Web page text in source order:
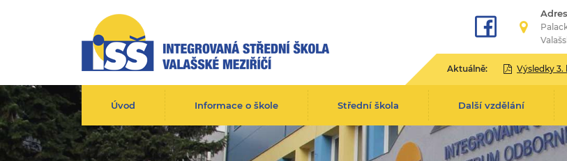
Aktuálně: Výsledky 3. kola
Úvod Informace o škole Střední škola Další vzdělání